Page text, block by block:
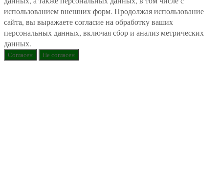
использованием внешних форм. Продолжая использование
сайта, вы выражаете согласие на обработку ваших
персональных данных, включая сбор и анализ метрических
данных.
Согласен Не согласен